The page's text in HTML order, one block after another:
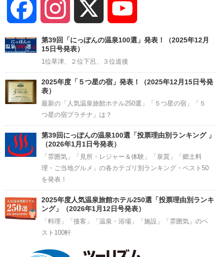
Facebook Instagram
Channel
第39回「にっぽんの温泉100選」発表！（2025年12月
15日号発表）
1位草津、２位下呂、３位道後
2025年度「５つ星の宿」発表！（2025年12月15日号発
表）
最新の「人気温泉旅館ホテル250選」「５つ星の宿」「５
つ星の宿プラチナ」は？
第39回にっぽんの温泉100選「投票理由別ランキング 」
（2026年1月1日号発表）
「雰囲気」「見所・レジャー＆体験」「泉質」「郷土料
理・ご当地グルメ」の各カテゴリ別ランキング・ベスト50
を発表！
2025年度人気温泉旅館ホテル250選「投票理由別ランキ
ング」（2026年1月12日号発表）
「料理」「接客」「温泉・浴場」「施設」「雰囲気」のベ
スト100軒